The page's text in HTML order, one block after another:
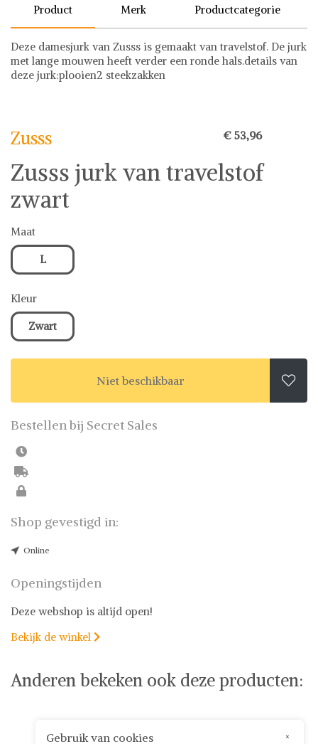
Product Merk Productcategorie
Deze damesjurk van Zusss is gemaakt van travelstof. De jurk
met lange mouwen heeft verder een ronde hals.details van
deze jurk:plooien2 steekzakken
Zusss € 53,96
Zusss jurk van travelstof
zwart
Maat
L
Kleur
Zwart
Niet beschikbaar 
Bestellen bij Secret Sales
Shop gevestigd in:
Online
Openingstijden
Deze webshop is altijd open!
Bekijk de winkel 
Anderen bekeken ook deze producten:
×
Gebruik van cookies